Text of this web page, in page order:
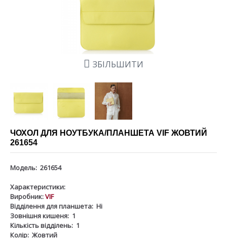
ЗБІЛЬШИТИ
ЧОХОЛ ДЛЯ НОУТБУКА/ПЛАНШЕТА VIF ЖОВТИЙ
261654
Модель: 261654
Характеристики:
Виробник:VIF
Відділення для планшета: Ні
Зовнішня кишеня: 1
Кількість відділень: 1
Колір: Жовтий